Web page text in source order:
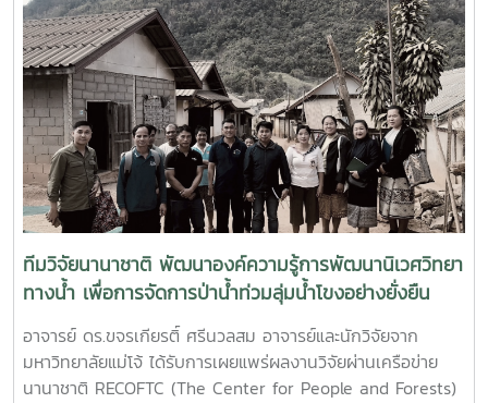
ทีมวิจัยนานาชาติ พัฒนาองค์ความรู้การพัฒนานิเวศวิทยา
ทางน้ำ เพื่อการจัดการป่าน้ำท่วมลุ่มน้ำโขงอย่างยั่งยืน
อาจารย์ ดร.ขจรเกียรติ์ ศรีนวลสม อาจารย์และนักวิจัยจาก
มหาวิทยาลัยแม่โจ้ ได้รับการเผยแพร่ผลงานวิจัยผ่านเครือข่าย
นานาชาติ RECOFTC (The Center for People and Forests)